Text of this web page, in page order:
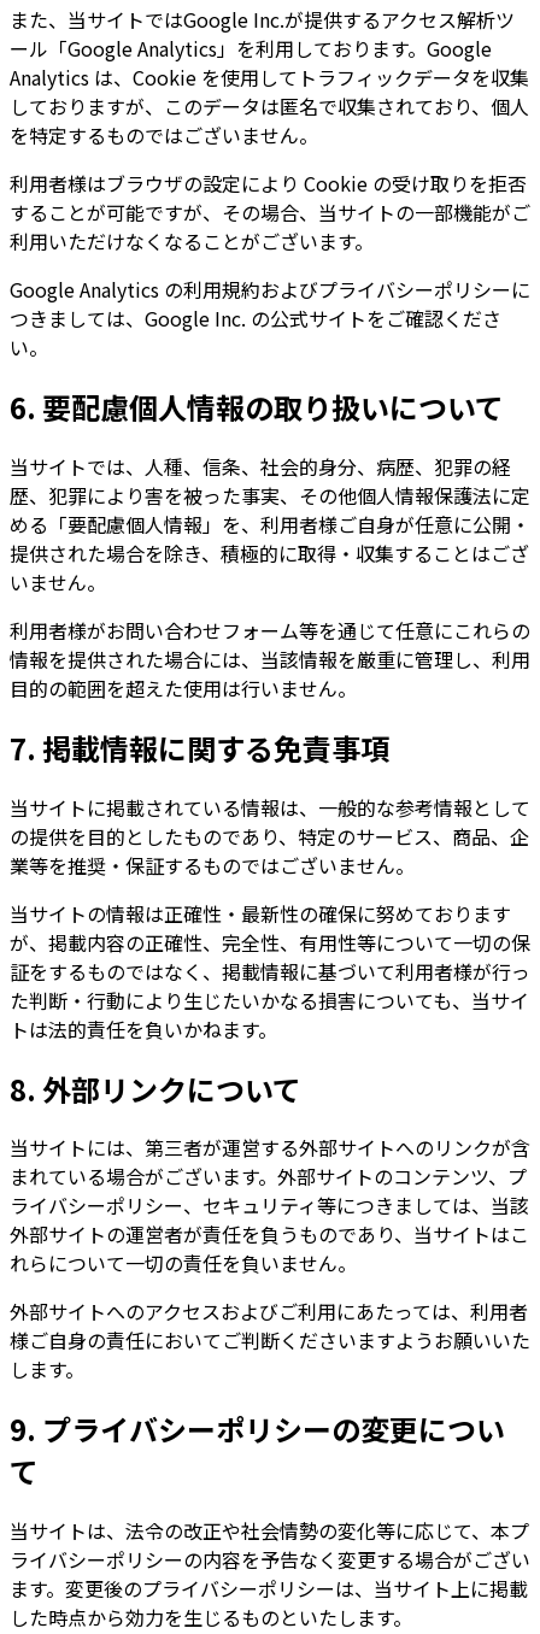
また、当サイトではGoogle Inc.が提供するアクセス解析ツ
ール「Google Analytics」を利用しております。Google
Analytics は、Cookie を使用してトラフィックデータを収集
しておりますが、このデータは匿名で収集されており、個人
を特定するものではございません。
利用者様はブラウザの設定により Cookie の受け取りを拒否
することが可能ですが、その場合、当サイトの一部機能がご
利用いただけなくなることがございます。
Google Analytics の利用規約およびプライバシーポリシーに
つきましては、Google Inc. の公式サイトをご確認くださ
い。
6. 要配慮個人情報の取り扱いについて
当サイトでは、人種、信条、社会的身分、病歴、犯罪の経
歴、犯罪により害を被った事実、その他個人情報保護法に定
める「要配慮個人情報」を、利用者様ご自身が任意に公開・
提供された場合を除き、積極的に取得・収集することはござ
いません。
利用者様がお問い合わせフォーム等を通じて任意にこれらの
情報を提供された場合には、当該情報を厳重に管理し、利用
目的の範囲を超えた使用は行いません。
7. 掲載情報に関する免責事項
当サイトに掲載されている情報は、一般的な参考情報として
の提供を目的としたものであり、特定のサービス、商品、企
業等を推奨・保証するものではございません。
当サイトの情報は正確性・最新性の確保に努めております
が、掲載内容の正確性、完全性、有用性等について一切の保
証をするものではなく、掲載情報に基づいて利用者様が行っ
た判断・行動により生じたいかなる損害についても、当サイ
トは法的責任を負いかねます。
8. 外部リンクについて
当サイトには、第三者が運営する外部サイトへのリンクが含
まれている場合がございます。外部サイトのコンテンツ、プ
ライバシーポリシー、セキュリティ等につきましては、当該
外部サイトの運営者が責任を負うものであり、当サイトはこ
れらについて一切の責任を負いません。
外部サイトへのアクセスおよびご利用にあたっては、利用者
様ご自身の責任においてご判断くださいますようお願いいた
します。
9. プライバシーポリシーの変更につい
て
当サイトは、法令の改正や社会情勢の変化等に応じて、本プ
ライバシーポリシーの内容を予告なく変更する場合がござい
ます。変更後のプライバシーポリシーは、当サイト上に掲載
した時点から効力を生じるものといたします。